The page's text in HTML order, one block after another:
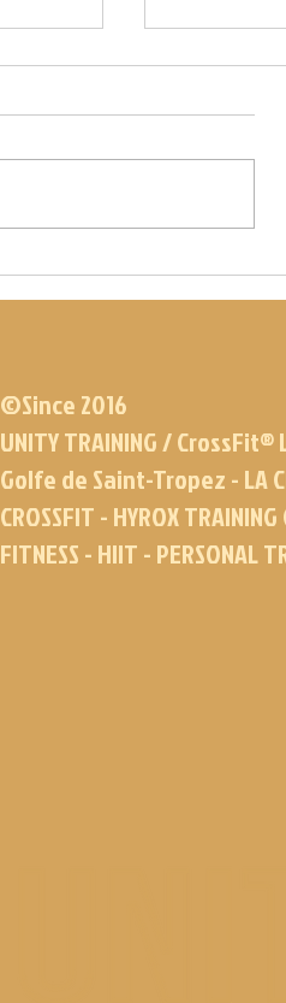
WOD DU 09.07.21
©Since 2016
UNITY TRAINING /
Golfe de Saint-Tropez - LA
CROSSFIT - HYROX
FITNESS - HIIT - PERSONAL